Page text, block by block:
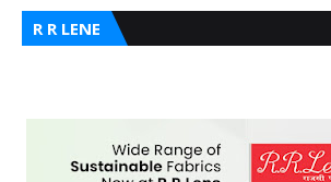
R R LENE